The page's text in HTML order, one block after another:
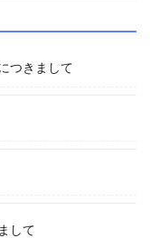
つきまして
して